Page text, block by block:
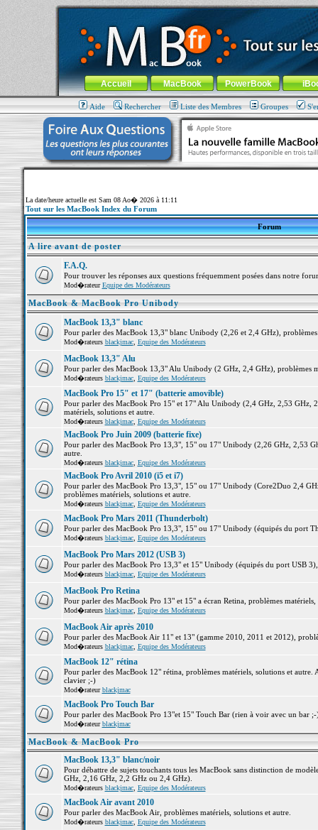
MacBook-fr.com : 100% Apple... 100% nomade !
Aller au contenu-Aller au menu général-Aller au menu de
Menu général
Accueil MacBook PowerBook
Aide Rechercher Liste des Membres Groupes
La date/heure actuelle est Sam 08 Ao� 2026 à 11:11
Tout sur les MacBook Index du Forum
Forum
A lire avant de poster
F.A.Q.
Pour trouver les réponses aux questions fréquemment posées dans notre
Mod�rateurEquipe des Modérateurs
MacBook & MacBook Pro Unibody
MacBook 13,3" blanc
Pour parler des MacBook 13,3" blanc Unibody (2,26 et 2,4 GHz),
Mod�rateurs blackjmac, Equipe des Modérateurs
MacBook 13,3" Alu
Pour parler des MacBook 13,3" Alu Unibody (2 GHz, 2,4 GHz), problèmes
Mod�rateurs blackjmac, Equipe des Modérateurs
MacBook Pro 15" et 17" (batterie amovible)
Pour parler des MacBook Pro 15" et 17" Alu Unibody (2,4 GHz, 2,53 GHz,
matériels, solutions et autre.
Mod�rateurs blackjmac, Equipe des Modérateurs
MacBook Pro Juin 2009 (batterie fixe)
Pour parler des MacBook Pro 13,3", 15" ou 17" Unibody (2,26 GHz, 2,53
autre.
Mod�rateurs blackjmac, Equipe des Modérateurs
MacBook Pro Avril 2010 (i5 et i7)
Pour parler des MacBook Pro 13,3", 15" ou 17" Unibody (Core2Duo 2,4
problèmes matériels, solutions et autre.
Mod�rateurs blackjmac, Equipe des Modérateurs
MacBook Pro Mars 2011 (Thunderbolt)
Pour parler des MacBook Pro 13,3", 15" ou 17" Unibody (équipés du port
Mod�rateurs blackjmac, Equipe des Modérateurs
MacBook Pro Mars 2012 (USB 3)
Pour parler des MacBook Pro 13,3" et 15" Unibody (équipés du port USB
Mod�rateurs blackjmac, Equipe des Modérateurs
MacBook Pro Retina
Pour parler des MacBook Pro 13" et 15" a écran Retina, problèmes matériels,
Mod�rateurs blackjmac, Equipe des Modérateurs
MacBook Air après 2010
Pour parler des MacBook Air 11" et 13" (gamme 2010, 2011 et 2012),
Mod�rateurs blackjmac, Equipe des Modérateurs
MacBook 12" rétina
Pour parler des MacBook 12" rétina, problèmes matériels, solutions et
clavier ;-)
Mod�rateurblackjmac
MacBook Pro Touch Bar
Pour parler des MacBook Pro 13"et 15" Touch Bar (rien à voir avec un bar
Mod�rateurblackjmac
MacBook & MacBook Pro
MacBook 13,3" blanc/noir
Pour débattre de sujets touchants tous les MacBook sans distinction de
GHz, 2,16 GHz, 2,2 GHz ou 2,4 GHz).
Mod�rateurs blackjmac, Equipe des Modérateurs
MacBook Air avant 2010
Pour parler des MacBook Air, problèmes matériels, solutions et autre.
Mod�rateurs blackjmac, Equipe des Modérateurs